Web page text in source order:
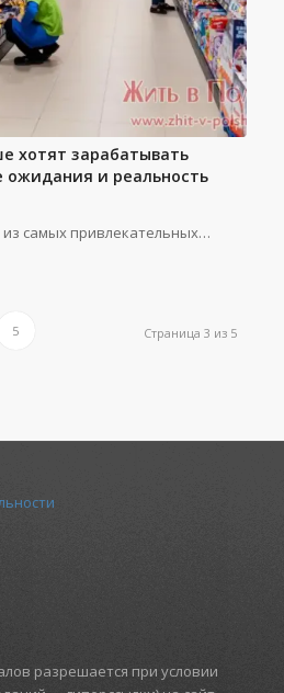
хотят зарабатывать
и реальность
самых привлекательных…
Страница 3 из 5
5
разрешается при условии